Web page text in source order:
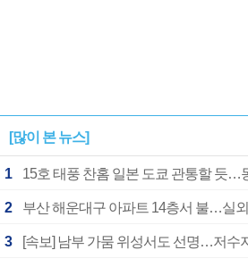
[많이 본 뉴스]
1 15호 태풍 찬홈 일본 도쿄 관통할 듯…
2 부산 해운대구 아파트 14층서 불…실
3 [속보] 남부 가뭄 위성서도 선명…저수